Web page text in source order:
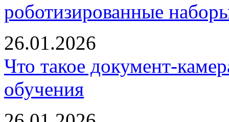
роботизированные
26.01.2026
Что такое документ-
обучения